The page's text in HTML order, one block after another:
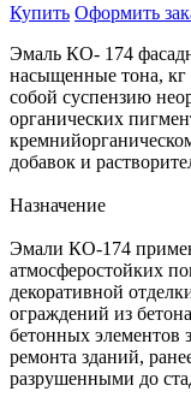
Купить Оформить
Эмаль КО- 174
насыщенные тона, кг
собой суспензию
органических
добавок и
Назначение
Эмали КО-174
атмосферостойких
декоративной
ограждений из
бетонных элементов
ремонта зданий,
разрушенными до